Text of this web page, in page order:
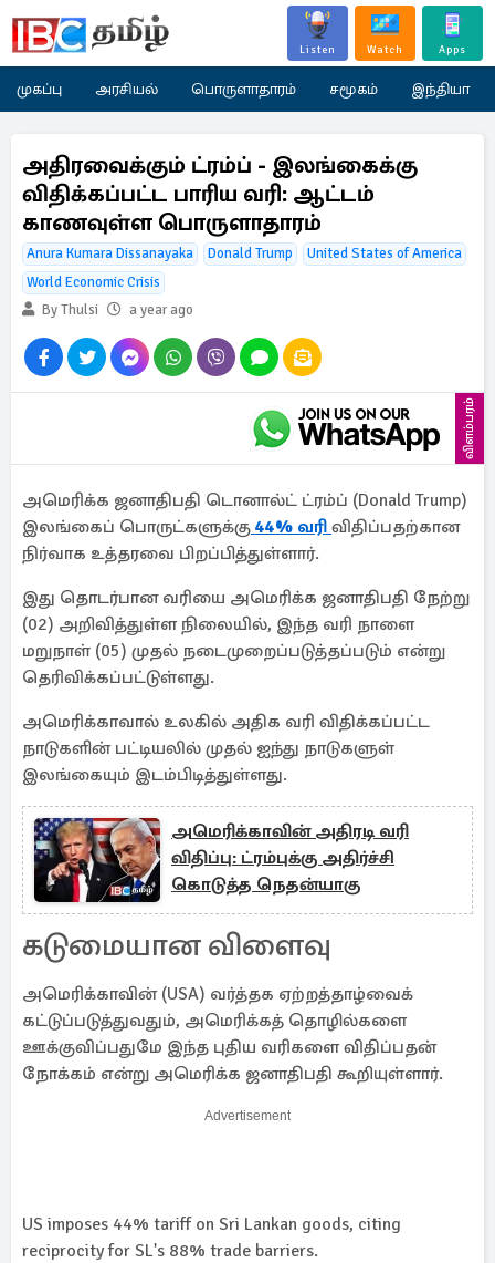
Listen Watch Apps
முகப்பு அரசியல் பொருளாதாரம் சமூகம் இந்தியா
அதிரவைக்கும் ட்ரம்ப் - இலங்கைக்கு
விதிக்கப்பட்ட பாரிய வரி: ஆட்டம்
காணவுள்ள பொருளாதாரம்
Anura Kumara Dissanayaka Donald Trump
United States of America
World Economic Crisis
By Thulsi
a year ago
விளம்பரம்
அமெரிக்க ஜனாதிபதி டொனால்ட் ட்ரம்ப் (Donald Trump)
இலங்கைப் பொருட்களுக்கு 44% வரி விதிப்பதற்கான
நிர்வாக உத்தரவை பிறப்பித்துள்ளார்.
இது தொடர்பான வரியை அமெரிக்க ஜனாதிபதி நேற்று
(02) அறிவித்துள்ள நிலையில், இந்த வரி நாளை
மறுநாள் (05) முதல் நடைமுறைப்படுத்தப்படும் என்று
தெரிவிக்கப்பட்டுள்ளது.
அமெரிக்காவால் உலகில் அதிக வரி விதிக்கப்பட்ட
நாடுகளின் பட்டியலில் முதல் ஐந்து நாடுகளுள்
இலங்கையும் இடம்பிடித்துள்ளது.
அமெரிக்காவின் அதிரடி வரி
விதிப்பு: ட்ரம்புக்கு அதிர்ச்சி
கொடுத்த நெதன்யாகு
கடுமையான விளைவு
அமெரிக்காவின் (USA) வர்த்தக ஏற்றத்தாழ்வைக்
கட்டுப்படுத்துவதும், அமெரிக்கத் தொழில்களை
ஊக்குவிப்பதுமே இந்த புதிய வரிகளை விதிப்பதன்
நோக்கம் என்று அமெரிக்க ஜனாதிபதி கூறியுள்ளார்.
Advertisement
US imposes 44% tariff on Sri Lankan goods, citing
reciprocity for SL's 88% trade barriers.